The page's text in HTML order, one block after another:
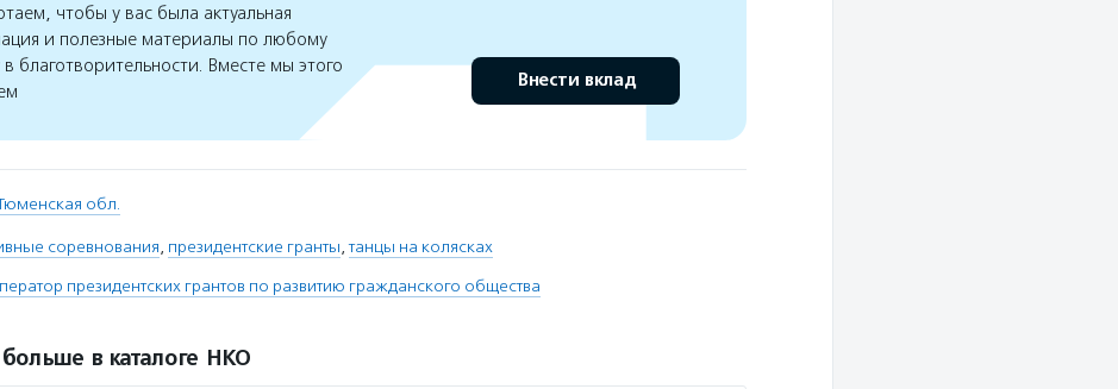
чтобы у вас была актуальная
и полезные материалы по любому
благотворительности. Вместе мы этого
Внести вклад
обл.
соревнования, президентские гранты,танцы на колясках
президентских грантов по развитию гражданского общества
в каталоге НКО